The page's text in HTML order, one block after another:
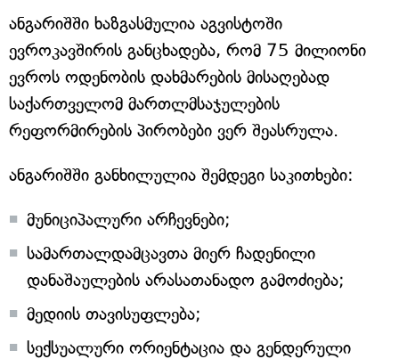
ანგარიშში ხაზგასმულია აგვისტოში
ევროკავშირის განცხადება, რომ 75 მილიონი
ევროს ოდენობის დახმარების მისაღებად
საქართველომ მართლმსაჯულების
რეფორმირების პირობები ვერ შეასრულა.
ანგარიშში განხილულია შემდეგი საკითხები:
მუნიციპალური არჩევნები;
სამართალდამცავთა მიერ ჩადენილი
დანაშაულების არასათანადო გამოძიება;
მედიის თავისუფლება;
სექსუალური ორიენტაცია და გენდერული